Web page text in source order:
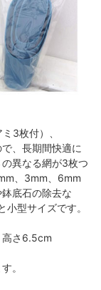
3枚付）、
、長期間快適に
異なる網が3枚つ
、3mm、6mm
底石の除去な
型サイズです。
高さ6.5cm
。